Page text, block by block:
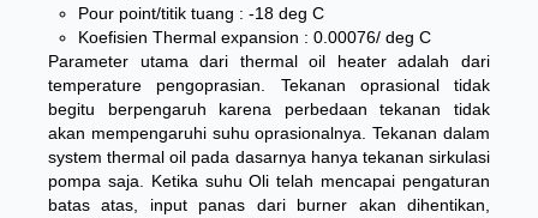
Pour point/titik tuang : -18 deg C
Koefisien Thermal expansion : 0.00076/ deg C
Parameter utama dari thermal oil heater adalah dari
temperature pengoprasian. Tekanan oprasional tidak
begitu berpengaruh karena perbedaan tekanan tidak
akan mempengaruhi suhu oprasionalnya. Tekanan dalam
system thermal oil pada dasarnya hanya tekanan sirkulasi
pompa saja. Ketika suhu Oli telah mencapai pengaturan
batas atas, input panas dari burner akan dihentikan,